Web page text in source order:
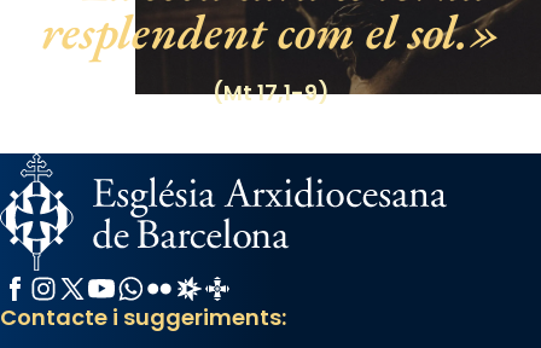
resplendent com el sol.
(Mt 17,1-9)
Facebook
Instagram
X / Twitter
YouTube
WhatsApp
FlickrRadio Estel
Catalunya Cristiana
Contacte i suggeriments: